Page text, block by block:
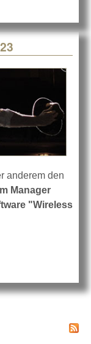
anderem den
Manager
"Wireless